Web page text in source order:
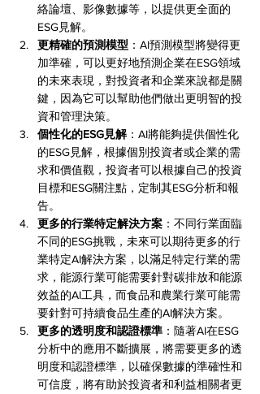
絡論壇、影像數據等，以提供更全面的
ESG見解。
更精確的預測模型 ：AI預測模型將變得更
加準確，可以更好地預測企業在ESG領域
的未來表現，對投資者和企業來說都是關
鍵，因為它可以幫助他們做出更明智的投
資和管理決策。
個性化的ESG見解：AI將能夠提供個性化
的ESG見解，根據個別投資者或企業的需
求和價值觀，投資者可以根據自己的投資
目標和ESG關注點，定制其ESG分析和報
告。
更多的行業特定解決方案 ：不同行業面臨
不同的ESG挑戰，未來可以期待更多的行
業特定AI解決方案，以滿足特定行業的需
求，能源行業可能需要針對碳排放和能源
效益的AI工具，而食品和農業行業可能需
要針對可持續食品生產的AI解決方案。
更多的透明度和認證標準 ：隨著AI在ESG
分析中的應用不斷擴展，將需要更多的透
明度和認證標準，以確保數據的準確性和
可信度，將有助於投資者和利益相關者更